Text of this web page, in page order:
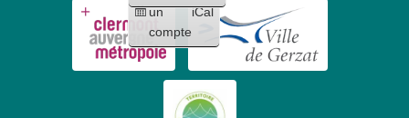
un
compte
iCal